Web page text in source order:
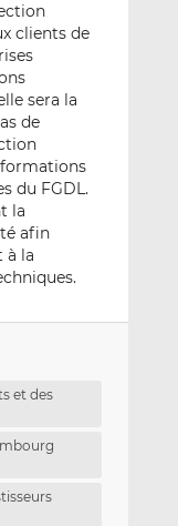
clients de
sera la
de
du FGDL.
la
afin
à la
et des